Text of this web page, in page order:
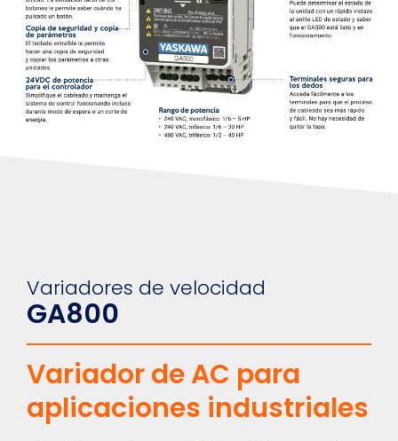
Variadores de velocidad
GA800
Variador de AC para
aplicaciones industriales